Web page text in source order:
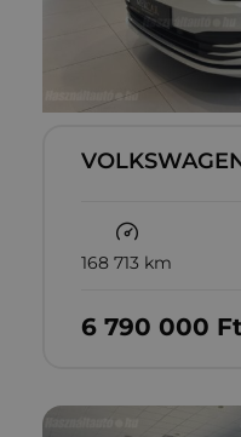
168 713 km
6‏‏‎ ‎790‏‏‎ ‎000 Ft